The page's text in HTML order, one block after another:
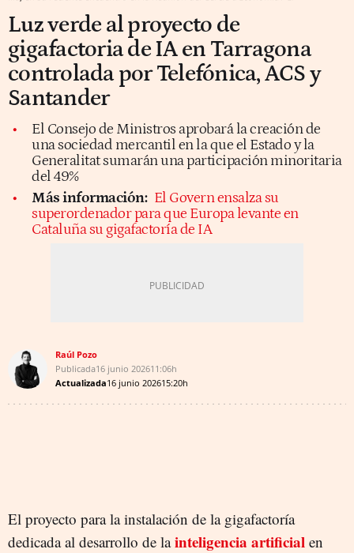
Luz verde al proyecto de
gigafactoria de IA en Tarragona
controlada por Telefónica, ACS y
Santander
El Consejo de Ministros aprobará la creación de
una sociedad mercantil en la que el Estado y la
Generalitat sumarán una participación minoritaria
del 49%
Más información: El Govern ensalza su
superordenador para que Europa levante en
Cataluña su gigafactoría de IA
Raúl Pozo
Publicada16 junio 202611:06h
Actualizada16 junio 202615:20h
El proyecto para la instalación de la gigafactoría
dedicada al desarrollo de lainteligencia artificial en